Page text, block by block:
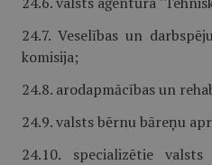
24.7. Veselības un
komisija;
24.8. arodapmācības un
24.9. valsts bērnu bāreņu
24.10. specializētie